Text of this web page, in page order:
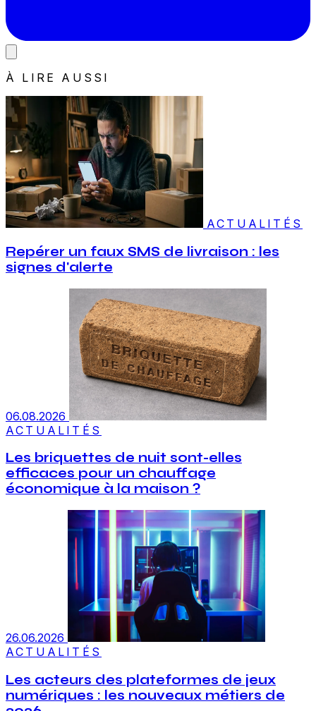
À LIRE AUSSI
ACTUALITÉS
Repérer un faux SMS de livraison : les
signes d'alerte
06.08.2026
ACTUALITÉS
Les briquettes de nuit sont-elles
efficaces pour un chauffage
économique à la maison ?
26.06.2026
ACTUALITÉS
Les acteurs des plateformes de jeux
numériques : les nouveaux métiers de